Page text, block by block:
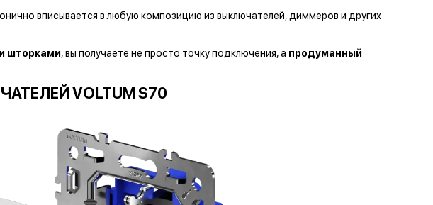
вписывается в любую композицию из выключателей, диммеров и других
шторками, вы получаете не просто точку подключения, а продуманный
VOLTUM S70